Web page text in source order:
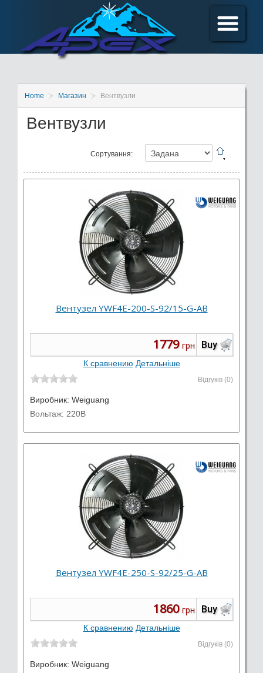
Home Магазин Вентвузли
Вентвузли
Сортування:
Вентузел YWF4E-200-S-92/15-G-AB
Buy
1779 грн
К сравнению Детальніше
Відгуків (0)
Виробник: Weiguang
Вольтаж: 220В
Вентузел YWF4E-250-S-92/25-G-AB
Buy
1860 грн
К сравнению Детальніше
Відгуків (0)
Виробник: Weiguang